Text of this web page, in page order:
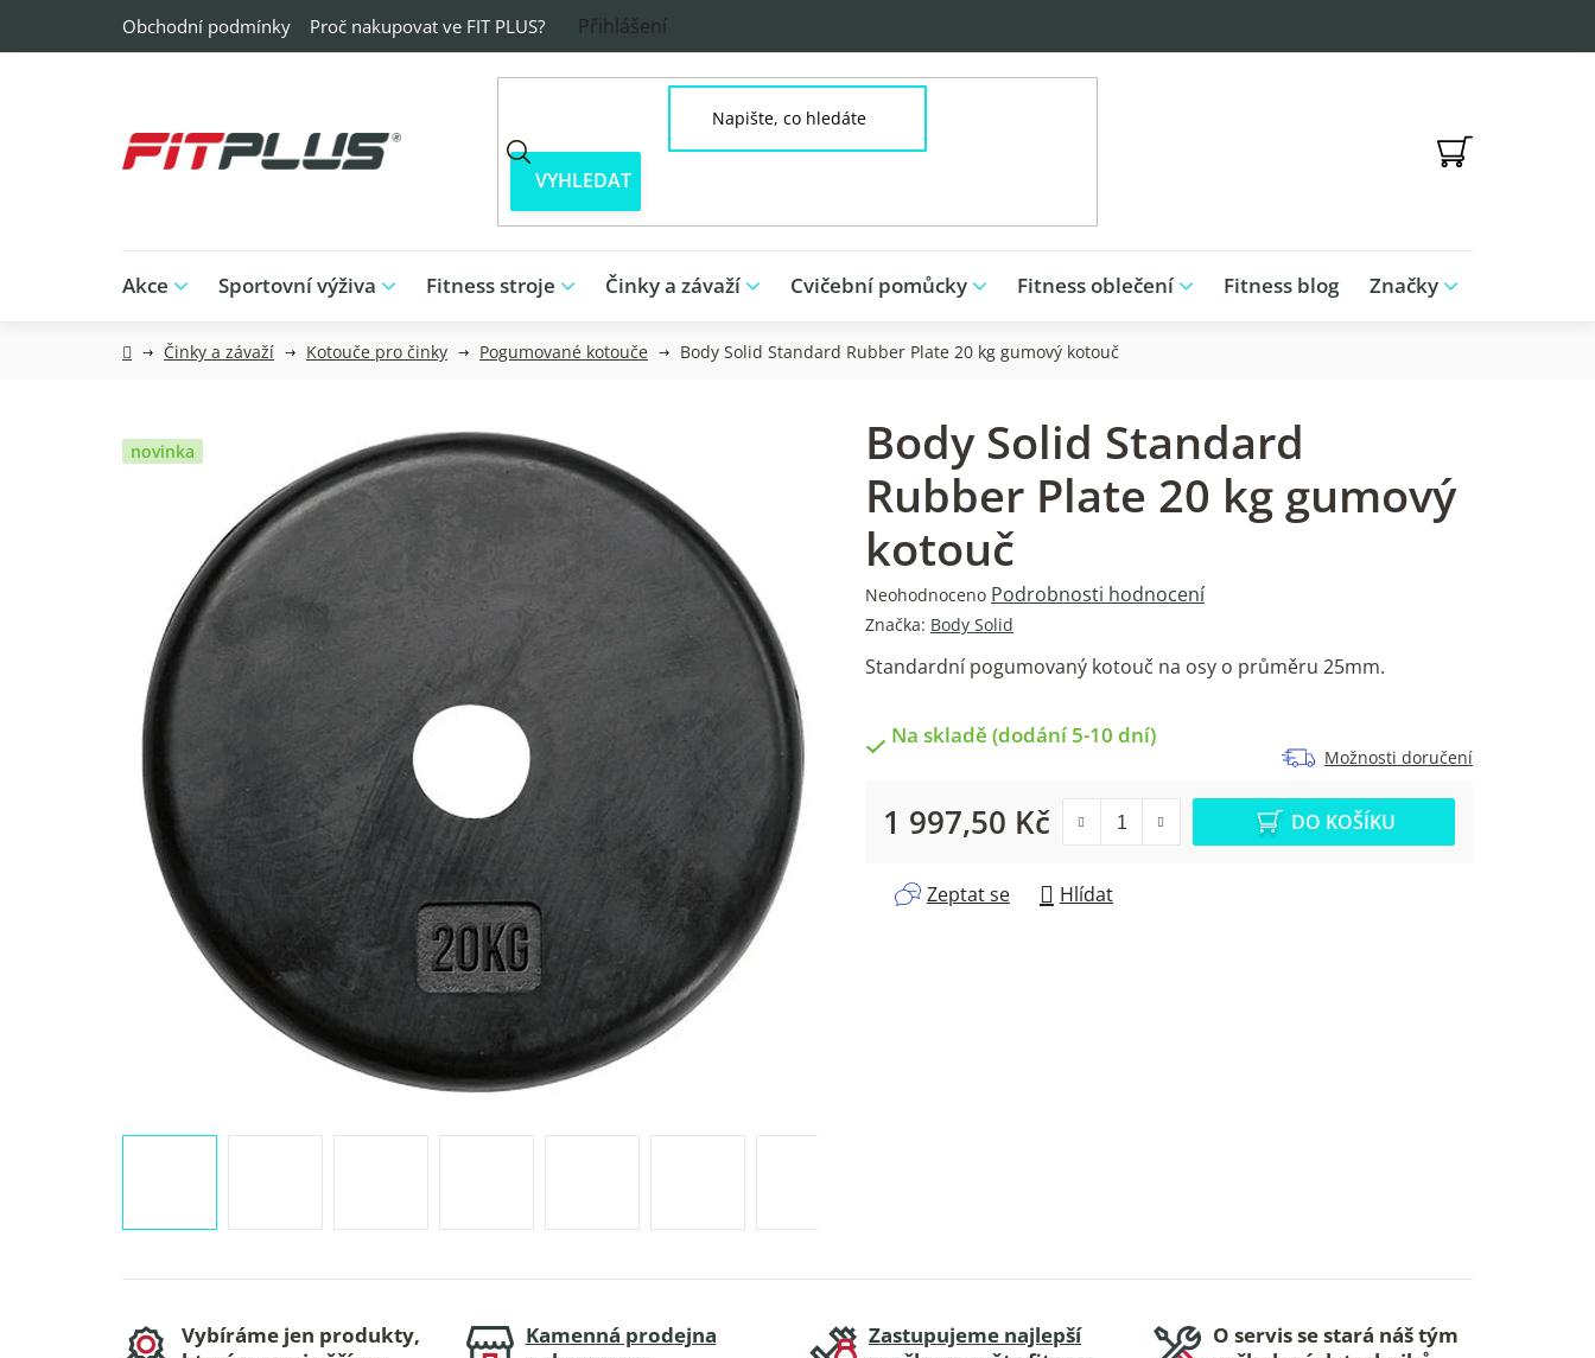
Obchodní podmínky Proč nakupovat ve FIT PLUS? Přihlášení
NÁKUPNÍ
Akce Sportovní výživa Fitness stroje Činky a závaží Cvičební pomůcky Fitness oblečení Fitness blog Značky
DomůČinky a závaží Kotouče pro činky Pogumované kotouče Body Solid Standard Rubber Plate 20 kg gumový kotouč
Body Solid Standard
Rubber Plate 20 kg gumový
kotouč
Průměrné
hodnocení
je
5
Neohodnoceno Podrobnosti hodnocení
Značka: Body Solid
Standardní pogumovaný kotouč na osy o průměru 25mm.
Na skladě (dodání 5-10 dní)
Možnosti doručení
1 997,50 Kč DO KOŠÍKU
Zeptat se Hlídat
novinka
Vybíráme jen produkty,
Kamenná prodejna
Zastupujeme najlepší
O servis se stará náš tým